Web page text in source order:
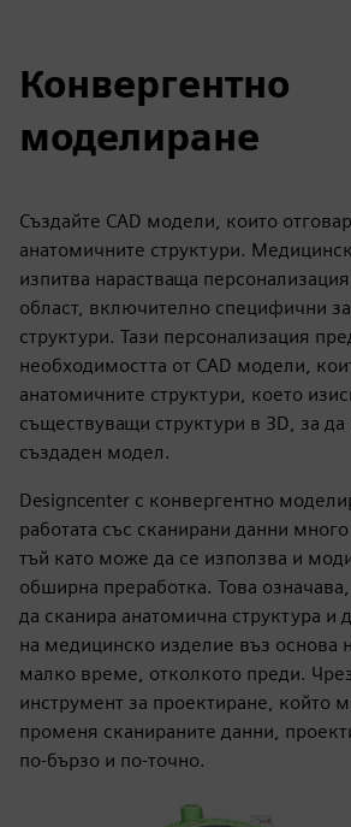
Конвергентно
моделиране
Създайте CAD модели, които
анатомичните структури.
изпитва нарастваща
област, включително специфични
структури. Тази персонализация
необходимостта от CAD модели,
анатомичните структури, което
съществуващи структури в 3D, за
създаден модел.
Designcenter с конвергентно
работата със сканирани данни
тъй като може да се използва и
обширна преработка. Това
да сканира анатомична структура и
на медицинско изделие въз основа
малко време, отколкото преди.
инструмент за проектиране, който
променя сканираните данни,
по-бързо и по-точно.